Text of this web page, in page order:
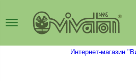
Интернет-магазин